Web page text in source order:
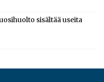
sisältää useita